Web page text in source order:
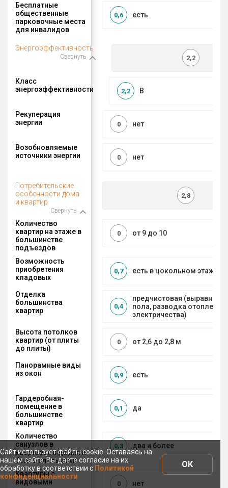
Бесплатные
общественные
парковочные места
для инвалидов
есть
0,6
Энергоэффективность
Свернуть 2,2
Класс
энергоэффективности
B
2,2
Рекуперация
энергии
нет
0
Возобновляемые
источники энергии
нет
0
Потребительские
особенности дома
и квартир
Свернуть
2,8
Количество
квартир на этаже в
большинстве
подъездов
от 9 до 10
0
Возможность
приобретения
кладовых
есть в цокольном этаже
0,7
Отделка
большинства
квартир
предчистовая
пола, разводка отопления
электричества)
0,4
Высота потолков
квартир (от плиты
до плиты)
от 2,6 до 2,8 м
0
Панорамные виды
из окон
есть
0,9
Гардеробная-
помещение в
большинстве
квартир
да
0,1
Количество
санузлов в
квартирах с двумя и
более спальнями
два и более
0,3
Квартиры с
видовыми
нет
0
Сайт использует файлы cookie. Оставаясь на
нашем сайте, Вы даете согласие на их
обработку в соответствии с Политикой
конфиденциальности
ОК